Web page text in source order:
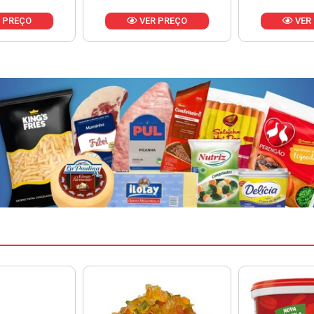
PREÇO VER PREÇO VER